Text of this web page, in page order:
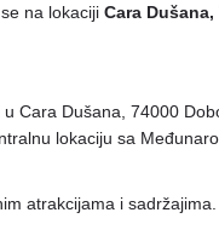
na lokaciji Cara
Cara Dušana, 74000
lokaciju sa
atrakcijama i